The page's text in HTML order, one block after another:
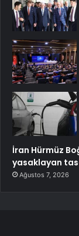
İran Hürmüz
yasaklayan
Ağustos 7, 2026